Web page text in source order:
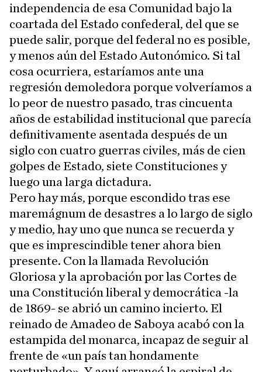
independencia de esa Comunidad bajo la
coartada del Estado confederal, del que se
puede salir, porque del federal no es posible,
y menos aún del Estado Autonómico. Si tal
cosa ocurriera, estaríamos ante una
regresión demoledora porque volveríamos a
lo peor de nuestro pasado, tras cincuenta
años de estabilidad institucional que parecía
definitivamente asentada después de un
siglo con cuatro guerras civiles, más de cien
golpes de Estado, siete Constituciones y
luego una larga dictadura.
Pero hay más, porque escondido tras ese
maremágnum de desastres a lo largo de siglo
y medio, hay uno que nunca se recuerda y
que es imprescindible tener ahora bien
presente. Con la llamada Revolución
Gloriosa y la aprobación por las Cortes de
una Constitución liberal y democrática -la
de 1869- se abrió un camino incierto. El
reinado de Amadeo de Saboya acabó con la
estampida del monarca, incapaz de seguir al
frente de «un país tan hondamente